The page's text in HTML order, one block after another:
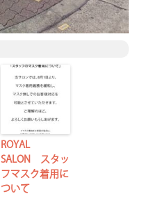
ROYAL
SALON スタッ
フマスク着用に
ついて